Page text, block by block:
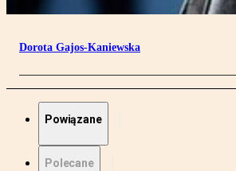
Dorota Gajos-Kaniewska
Powiązane
Polecane